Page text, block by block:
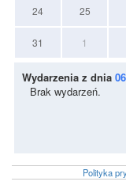
24 25
31 1
Wydarzenia z dnia
Brak wydarzeń.
Polityka